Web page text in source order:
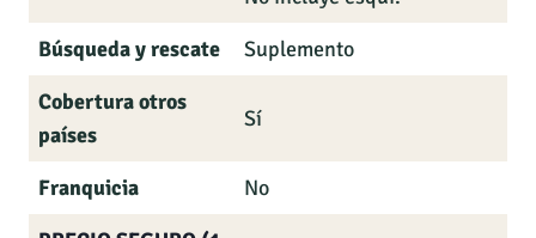
Búsqueda y rescate
Suplemento
Cobertura otros
países
Sí
Franquicia
No